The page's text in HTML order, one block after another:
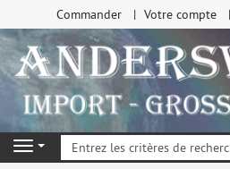
Commander Votre compte
Navigation